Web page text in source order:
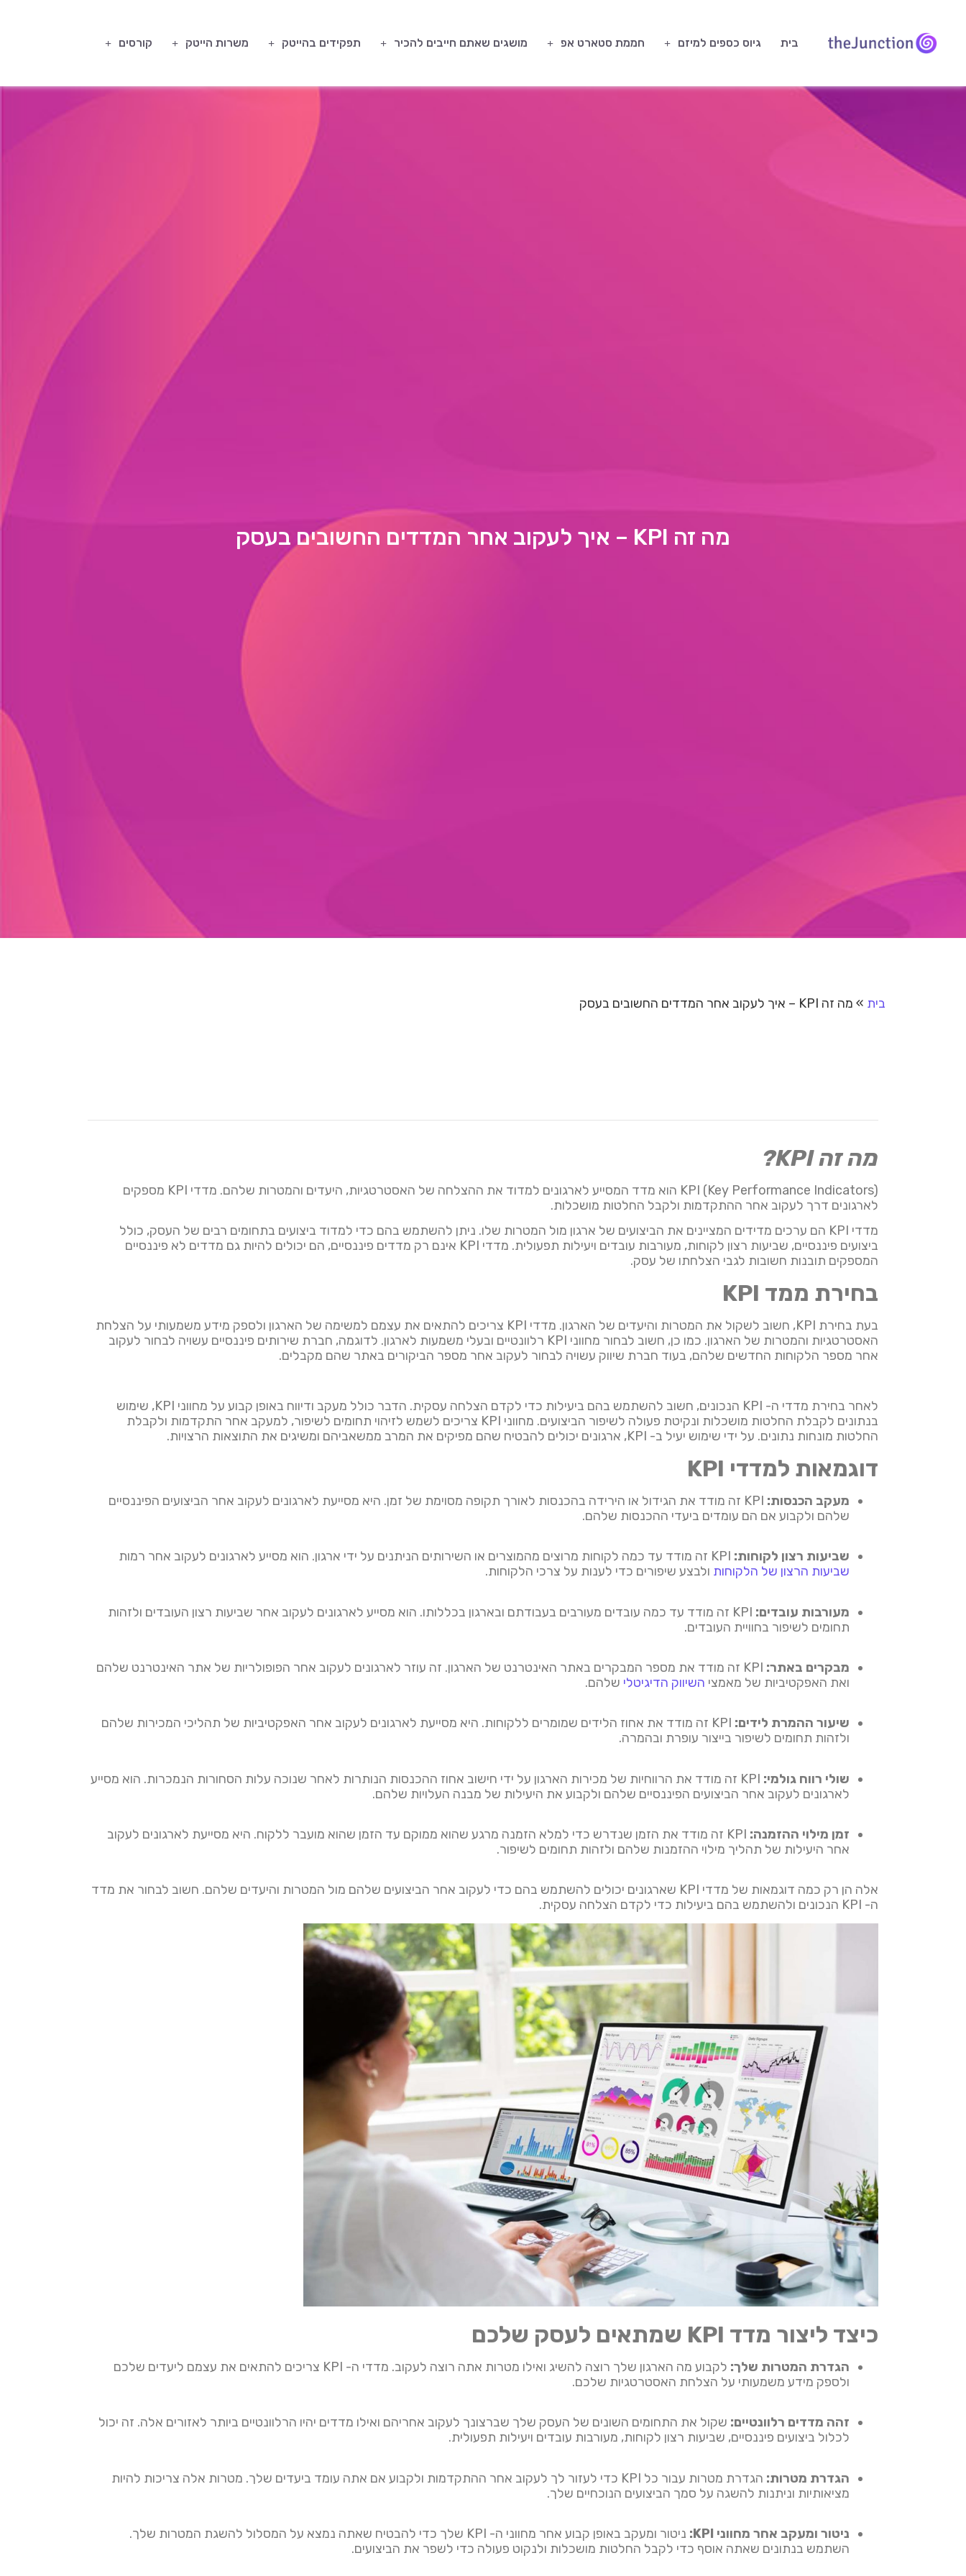
בית גיוס כספים למיזם חממת סטארט אפ מושגים שאתם חייבים להכיר תפקידים בהייטק משרות הייטק קורסים
מה זה KPI – איך לעקוב אחר המדדים החשובים בעסק
בית » מה זה KPI – איך לעקוב אחר המדדים החשובים בעסק
מה זה KPI?
KPI (Key Performance Indicators) הוא מדד המסייע לארגונים למדוד את ההצלחה של האסטרטגיות, היעדים והמטרות שלהם. מדדי KPI מספקים
לארגונים דרך לעקוב אחר ההתקדמות ולקבל החלטות מושכלות.
מדדי KPI הם ערכים מדידים המציינים את הביצועים של ארגון מול המטרות שלו. ניתן להשתמש בהם כדי למדוד ביצועים בתחומים רבים של העסק, כולל
ביצועים פיננסיים, שביעות רצון לקוחות, מעורבות עובדים ויעילות תפעולית. מדדי KPI אינם רק מדדים פיננסיים, הם יכולים להיות גם מדדים לא פיננסיים
המספקים תובנות חשובות לגבי הצלחתו של עסק.
בחירת ממד KPI
בעת בחירת KPI, חשוב לשקול את המטרות והיעדים של הארגון. מדדי KPI צריכים להתאים את עצמם למשימה של הארגון ולספק מידע משמעותי על הצלחת
האסטרטגיות והמטרות של הארגון. כמו כן, חשוב לבחור מחווני KPI רלוונטיים ובעלי משמעות לארגון. לדוגמה, חברת שירותים פיננסיים עשויה לבחור לעקוב
אחר מספר הלקוחות החדשים שלהם, בעוד חברת שיווק עשויה לבחור לעקוב אחר מספר הביקורים באתר שהם מקבלים.
לאחר בחירת מדדי ה- KPI הנכונים, חשוב להשתמש בהם ביעילות כדי לקדם הצלחה עסקית. הדבר כולל מעקב ודיווח באופן קבוע על מחווני KPI, שימוש
בנתונים לקבלת החלטות מושכלות ונקיטת פעולה לשיפור הביצועים. מחווני KPI צריכים לשמש לזיהוי תחומים לשיפור, למעקב אחר התקדמות ולקבלת
החלטות מונחות נתונים. על ידי שימוש יעיל ב- KPI, ארגונים יכולים להבטיח שהם מפיקים את המרב ממשאביהם ומשיגים את התוצאות הרצויות.
דוגמאות למדדי KPI
מעקב הכנסות:
KPI זה מודד את הגידול או הירידה בהכנסות לאורך תקופה מסוימת של זמן. היא מסייעת לארגונים לעקוב אחר הביצועים הפיננסיים
שלהם ולקבוע אם הם עומדים ביעדי ההכנסות שלהם.
שביעות רצון לקוחות:
שביעות הרצון של הלקוחות ולבצע שיפורים כדי לענות על צרכי הלקוחות.
מעורבות עובדים:
KPI זה מודד עד כמה עובדים מעורבים בעבודתם ובארגון בכללותו. הוא מסייע לארגונים לעקוב אחר שביעות רצון העובדים ולזהות
תחומים לשיפור בחוויית העובדים.
מבקרים באתר:
KPI זה מודד את מספר המבקרים באתר האינטרנט של הארגון. זה עוזר לארגונים לעקוב אחר הפופולריות של אתר האינטרנט שלהם
ואת האפקטיביות של מאמצי השיווק הדיגיטלי שלהם.
שיעור ההמרת לידים:
KPI זה מודד את אחוז הלידים שמומרים ללקוחות. היא מסייעת לארגונים לעקוב אחר האפקטיביות של תהליכי המכירות שלהם
ולזהות תחומים לשיפור בייצור עופרת ובהמרה.
שולי רווח גולמי:
KPI זה מודד את הרווחיות של מכירות הארגון על ידי חישוב אחוז ההכנסות הנותרות לאחר שנוכה עלות הסחורות הנמכרות. הוא מסייע
לארגונים לעקוב אחר הביצועים הפיננסיים שלהם ולקבוע את היעילות של מבנה העלויות שלהם.
זמן מילוי ההזמנה:
KPI זה מודד את הזמן שנדרש כדי למלא הזמנה מרגע שהוא ממוקם עד הזמן שהוא מועבר ללקוח. היא מסייעת לארגונים לעקוב
אחר היעילות של תהליך מילוי ההזמנות שלהם ולזהות תחומים לשיפור.
אלה הן רק כמה דוגמאות של מדדי KPI שארגונים יכולים להשתמש בהם כדי לעקוב אחר הביצועים שלהם מול המטרות והיעדים שלהם. חשוב לבחור את מדד
ה- KPI הנכונים ולהשתמש בהם ביעילות כדי לקדם הצלחה עסקית.
כיצד ליצור מדד KPI שמתאים לעסק שלכם
הגדרת המטרות שלך:
לקבוע מה הארגון שלך רוצה להשיג ואילו מטרות אתה רוצה לעקוב. מדדי ה- KPI צריכים להתאים את עצמם ליעדים שלכם
ולספק מידע משמעותי על הצלחת האסטרטגיות שלכם.
זהה מדדים רלוונטיים: שקול את התחומים השונים של העסק שלך שברצונך לעקוב אחריהם ואילו מדדים יהיו הרלוונטיים ביותר לאזורים אלה. זה יכול
לכלול ביצועים פיננסיים, שביעות רצון לקוחות, מעורבות עובדים ויעילות תפעולית.
הגדרת מטרות:
הגדרת מטרות עבור כל KPI כדי לעזור לך לעקוב אחר ההתקדמות ולקבוע אם אתה עומד ביעדים שלך. מטרות אלה צריכות להיות
מציאותיות וניתנות להשגה על סמך הביצועים הנוכחיים שלך.
ניטור ומעקב אחר מחווני KPI:
ניטור ומעקב באופן קבוע אחר מחווני ה- KPI שלך כדי להבטיח שאתה נמצא על המסלול להשגת המטרות שלך.
השתמש בנתונים שאתה אוסף כדי לקבל החלטות מושכלות ולנקוט פעולה כדי לשפר את הביצועים.